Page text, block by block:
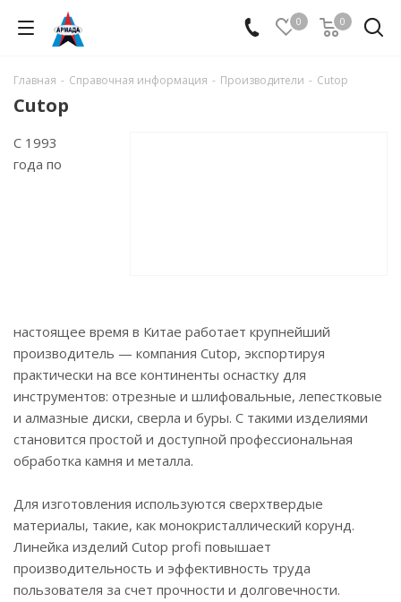
0 0
Главная - Справочная информация - Производители - Cutop
Cutop
С 1993
года по
настоящее время в Китае работает крупнейший
производитель — компания Cutop, экспортируя
практически на все континенты оснастку для
инструментов: отрезные и шлифовальные, лепестковые
и алмазные диски, сверла и буры. С такими изделиями
становится простой и доступной профессиональная
обработка камня и металла.
Для изготовления используются сверхтвердые
материалы, такие, как монокристаллический корунд.
Линейка изделий Cutop profi повышает
производительность и эффективность труда
пользователя за счет прочности и долговечности.